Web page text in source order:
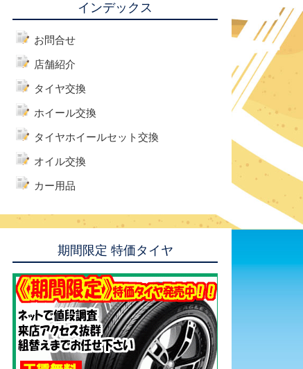
インデックス
お問合せ
店舗紹介
タイヤ交換
ホイール交換
タイヤホイールセット交換
オイル交換
カー用品
期間限定 特価タイヤ